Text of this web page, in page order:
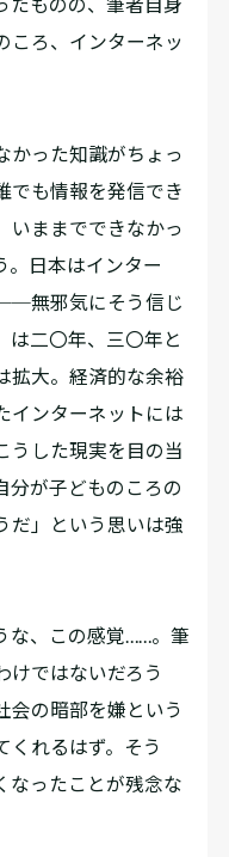
ころ、インターネッ
った知識がちょっ
でも情報を発信でき
いままでできなかっ
。日本はインター
無邪気にそう信じ
は二〇年、三〇年と
拡大。経済的な余裕
インターネットには
うした現実を目の当
分が子どものころの
だ」という思いは強
な、この感覚……。筆
けではないだろう
会の暗部を嫌という
くれるはず。そう
なったことが残念な